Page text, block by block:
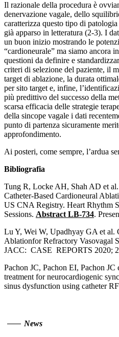
Il razionale della procedura è
denervazione vagale, dello
caratterizza questo tipo di
già apparso in letteratura (2-3). I
un buon inizio mostrando le
“cardioneurale” ma siamo ancora
questioni da definire e
criteri di selezione del paziente, il
target di ablazione, la durata
per sito target e, infine,
più predittivo del successo della
scarsa efficacia delle strategie
della sincope vagale i dati
punto di partenza sicuramente
approfondimento.
Ai posteri, come sempre, l’ardua
Bibliografia
Tung R, Locke AH, Shah AD et
Catheter-Based Cardioneural
US CNA Registry. Heart Rhythm
Sessions. Abstract LB-734.
Lu Y, Wei W, Upadhyay GA et al.
Ablationfor Refractory Vasovagal
JACC: CASE REPORTS 2020;
Pachon JC, Pachon EI, Pachon
treatment for neurocardiogenic
sinus dysfunction using catheter
News